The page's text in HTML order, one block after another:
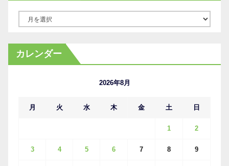
カ
イ
カレンダー
2026年8月
月 火 水 木 金 土 日
1 2
3 4 5 6 7 8 9